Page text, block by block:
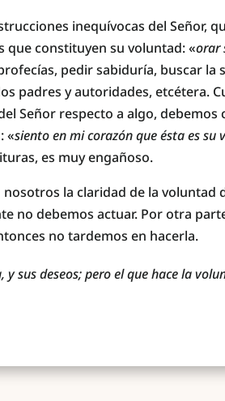
inequívocas del Señor,
que constituyen su voluntad: «orar
pedir sabiduría, buscar la
padres y autoridades, etcétera.
Señor respecto a algo,
«siento en mi corazón que ésta es su
es muy engañoso.
la claridad de la voluntad
no debemos actuar. Por otra
no tardemos en hacerla.
y sus deseos; pero el que hace la